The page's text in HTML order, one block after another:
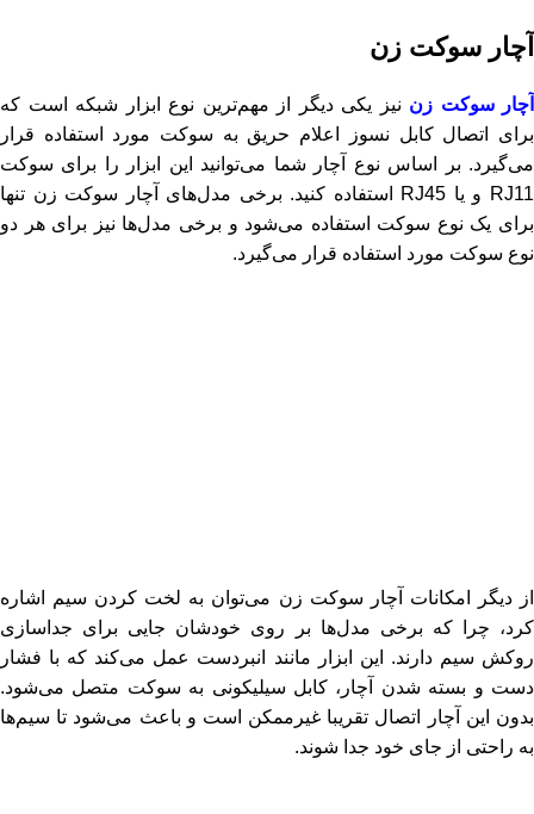
آچار سوکت زن
آچار سوکت زن نیز یکی دیگر از مهم‌ترین نوع ابزار شبکه است که
برای اتصال کابل نسوز اعلام حریق به سوکت مورد استفاده قرار
می‌گیرد. بر اساس نوع آچار شما می‌توانید این ابزار را برای سوکت
RJ11 و یا RJ45 استفاده کنید. برخی مدل‌های آچار سوکت زن تنها
برای یک نوع سوکت استفاده می‌شود و برخی مدل‌ها نیز برای هر دو
نوع سوکت مورد استفاده قرار می‌گیرد.
از دیگر امکانات آچار سوکت زن می‌توان به لخت کردن سیم اشاره
کرد، چرا که برخی مدل‌ها بر روی خودشان جایی برای جداسازی
روکش سیم دارند. این ابزار مانند انبردست عمل می‌کند که با فشار
دست و بسته شدن آچار، کابل سیلیکونی به سوکت متصل می‌شود.
بدون این آچار اتصال تقریبا غیرممکن است و باعث می‌شود تا سیم‌ها
به راحتی از جای خود جدا شوند.